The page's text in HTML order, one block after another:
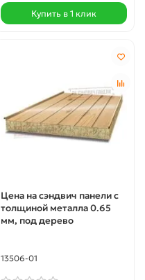
Купить в 1 клик
Цена на сэндвич панели с
толщиной металла 0.65
мм, под дерево
13506-01